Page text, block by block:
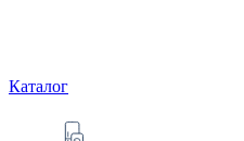
Каталог